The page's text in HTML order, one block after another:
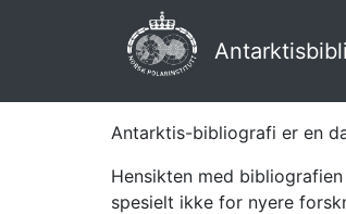
Antarktis-bibliografi er en
Hensikten med
spesielt ikke for nyere